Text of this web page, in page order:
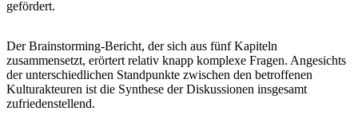
gefördert.
Der Brainstorming-Bericht, der sich aus fünf Kapiteln
zusammensetzt, erörtert relativ knapp komplexe Fragen. Angesichts
der unterschiedlichen Standpunkte zwischen den betroffenen
Kulturakteuren ist die Synthese der Diskussionen insgesamt
zufriedenstellend.